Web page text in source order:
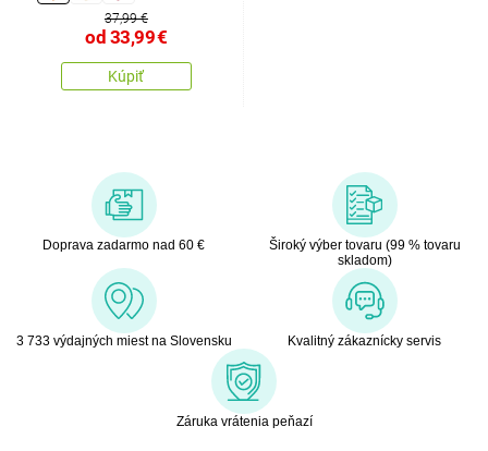
37,99 €
od 33,99€
Kúpiť
Doprava zadarmo nad 60 €
Široký výber tovaru (99 % tovaru
skladom)
3 733 výdajných miest na Slovensku Kvalitný zákaznícky servis
Záruka vrátenia peňazí